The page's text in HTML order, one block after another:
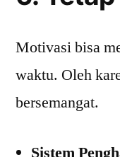
Motivasi bisa
waktu. Oleh
bersemangat.
Sistem